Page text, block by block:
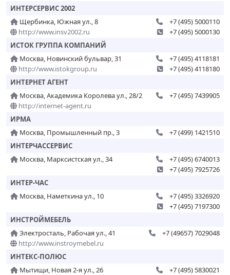
ИНТЕРСЕРВИС 2002
Щербинка, Южная ул., 8
http://www.insv2002.ru
+7 (495) 5000110
+7 (495) 5000130
ИСТОК ГРУППА КОМПАНИЙ
Москва, Новинский бульвар, 31
http://www.istokgroup.ru
+7 (495) 4118181
+7 (495) 4118180
ИНТЕРНЕТ АГЕНТ
Москва, Академика Королева ул., 28/2
http://internet-agent.ru
+7 (495) 7439905
ИРМА
Москва, Промышленный пр., 3
+7 (499) 1421510
ИНТЕРЧАССЕРВИС
Москва, Марксистская ул., 34
+7 (495) 6740013
+7 (495) 7925726
ИНТЕР-ЧАС
Москва, Наметкина ул., 10
+7 (495) 3326920
+7 (495) 7197300
ИНСТРОЙМЕБЕЛЬ
Электросталь, Рабочая ул., 41
http://www.instroymebel.ru
+7 (49657) 7029048
ИНТЕКС-ПОЛЮС
Мытищи, Новая 2-я ул., 26
+7 (495) 5830021